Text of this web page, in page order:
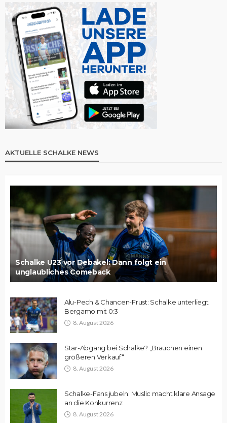
AKTUELLE SCHALKE NEWS
Schalke U23 vor Debakel: Dann folgt ein
unglaubliches Comeback
Alu-Pech & Chancen-Frust: Schalke unterliegt
Bergamo mit 0:3
8. August 2026
Star-Abgang bei Schalke? „Brauchen einen
größeren Verkauf“
8. August 2026
Schalke-Fans jubeln: Muslic macht klare Ansage
an die Konkurrenz
8. August 2026